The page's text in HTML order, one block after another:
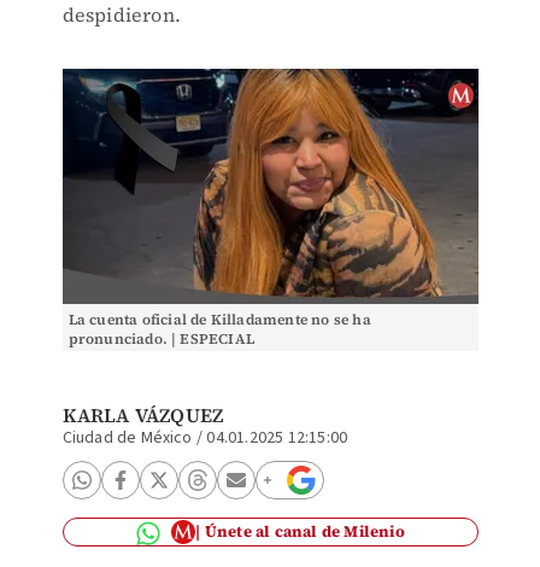
despidieron.
La cuenta oficial de Killadamente no se ha
pronunciado. | ESPECIAL
KARLA VÁZQUEZ
Ciudad de México /04.01.2025 12:15:00
Únete al canal de Milenio